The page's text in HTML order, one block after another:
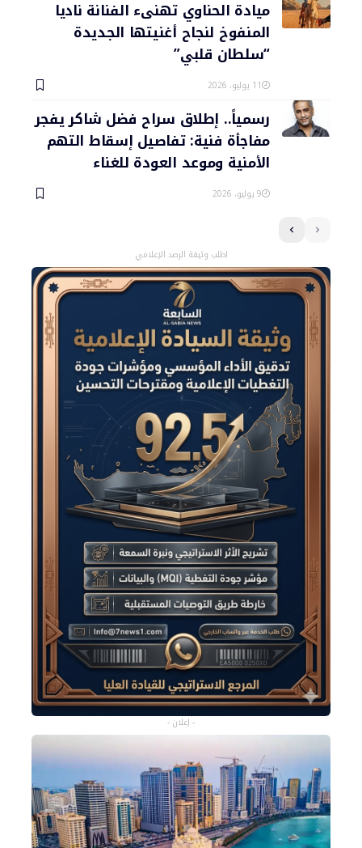
ميادة الحناوي تهنىء الفنانة ناديا
المنفوخ لنجاح أغنيتها الجديدة
“سلطان قلبي”
11 يوليو، 2026
رسمياً.. إطلاق سراح فضل شاكر يفجر
مفاجأة فنية: تفاصيل إسقاط التهم
الأمنية وموعد العودة للغناء
9 يوليو، 2026
اطلب وثيقة الرصد الإعلامي
- إعلان -